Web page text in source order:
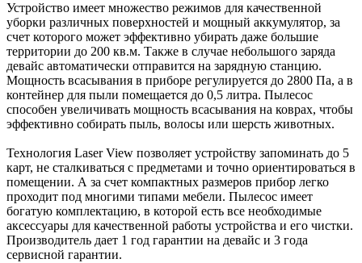
Устройство имеет множество режимов для качественной
уборки различных поверхностей и мощный аккумулятор, за
счет которого может эффективно убирать даже большие
территории до 200 кв.м. Также в случае небольшого заряда
девайс автоматически отправится на зарядную станцию.
Мощность всасывания в приборе регулируется до 2800 Па, а в
контейнер для пыли помещается до 0,5 литра. Пылесос
способен увеличивать мощность всасывания на коврах, чтобы
эффективно собирать пыль, волосы или шерсть животных.
Технология Laser View позволяет устройству запоминать до 5
карт, не сталкиваться с предметами и точно ориентироваться в
помещении. А за счет компактных размеров прибор легко
проходит под многими типами мебели. Пылесос имеет
богатую комплектацию, в которой есть все необходимые
аксессуары для качественной работы устройства и его чистки.
Производитель дает 1 год гарантии на девайс и 3 года
сервисной гарантии.